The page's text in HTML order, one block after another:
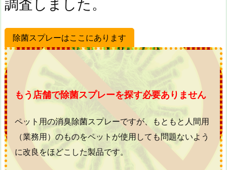
除菌スプレーはここにあります
もう店舗で除菌スプレーを探す必要ありません
ペット用の消臭除菌スプレーですが、もともと人間用
（業務用）のものをペットが使用しても問題ないよう
に改良をほどこした製品です。